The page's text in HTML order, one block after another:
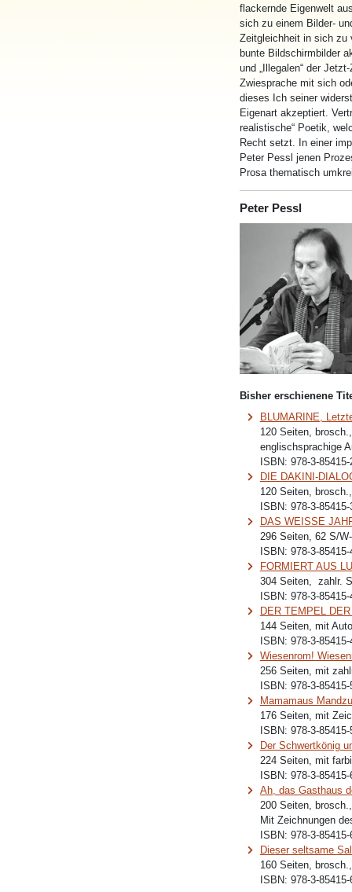
flackernde Eigenwelt
sich zu einem Bilder-
Zeitgleichheit in sich zu
bunte Bildschirmbilder
und „Illegalen“ der
Zwiesprache mit sich
dieses Ich seiner
Eigenart akzeptiert.
realistische“ Poetik,
Recht setzt. In einer
Peter Pessl jenen
Prosa thematisch
Peter Pessl
Bisher erschienene
BLUMARINE,
120 Seiten,
englischsprachige
ISBN: 978-3-85415-
DIE DAKINI-
120 Seiten,
ISBN: 978-3-85415-
DAS WEISSE
296 Seiten, 62 S/
ISBN: 978-3-85415-
FORMIERT AUS
304 Seiten, zahlr.
ISBN: 978-3-85415-
DER TEMPEL
144 Seiten, mit
ISBN: 978-3-85415-
Wiesenrom!
256 Seiten, mit
ISBN: 978-3-85415-
Mamamaus
176 Seiten, mit
ISBN: 978-3-85415-
Der Schwertkönig
224 Seiten, mit
ISBN: 978-3-85415-
Ah, das Gasthaus
200 Seiten,
Mit Zeichnungen
ISBN: 978-3-85415-
Dieser seltsame
160 Seiten,
ISBN: 978-3-85415-